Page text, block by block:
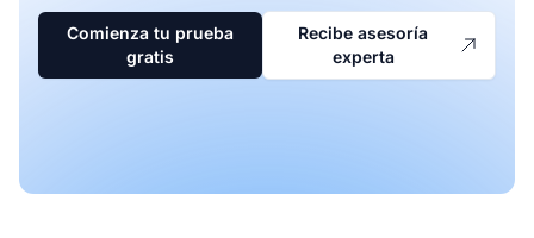
Comienza tu prueba
gratis
Recibe asesoría
experta